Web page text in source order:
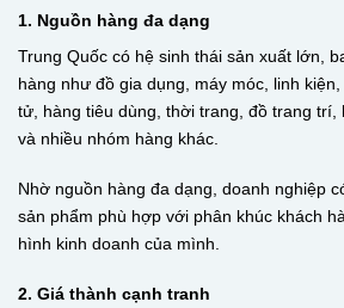
1. Nguồn hàng đa dạng
Trung Quốc có hệ sinh thái sản xuất lớn,
hàng như đồ gia dụng, máy móc, linh
tử, hàng tiêu dùng, thời trang, đồ trang trí,
và nhiều nhóm hàng khác.
Nhờ nguồn hàng đa dạng, doanh nghiệp
sản phẩm phù hợp với phân khúc khách
hình kinh doanh của mình.
2. Giá thành cạnh tranh